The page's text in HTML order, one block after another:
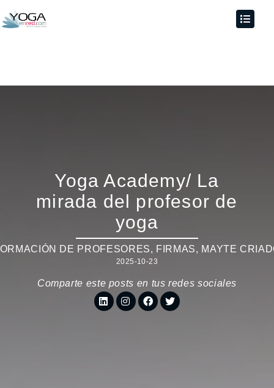
Yoga Academy/ La
mirada del profesor de
yoga
DE PROFESORES, FIRMAS, MAYTE
2025-10-23
Comparte este posts en tus redes sociales